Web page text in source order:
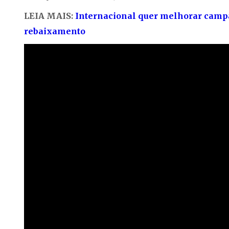
LEIA MAIS: Internacional quer melhorar
rebaixamento